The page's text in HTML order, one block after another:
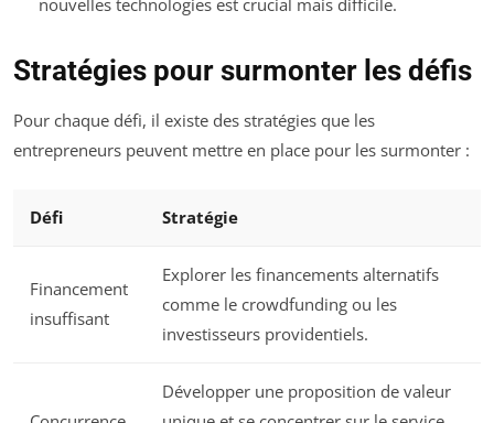
Stratégies pour surmonter les défis
Pour chaque défi, il existe des stratégies que les
entrepreneurs peuvent mettre en place pour les surmonter :
Défi Stratégie
Financement
insuffisant
Explorer les financements alternatifs
comme le crowdfunding ou les
investisseurs providentiels.
Développer une proposition de valeur